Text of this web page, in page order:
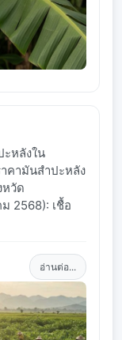
หลังใน
คามันสำปะหลัง
วัด
2568): เชื้อ
อ่านต่อ...